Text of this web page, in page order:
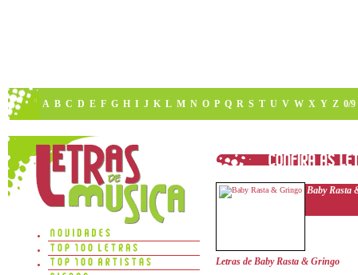
A B C D E F G H I J K L M N O P Q R S T U V W X Y Z 0/9
Baby Rasta
Letras de Baby Rasta & Gringo